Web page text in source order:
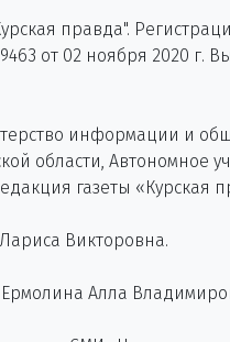
правда".
от 02 ноября 2020 г.
информации и
области, Автономное
газеты «Курская
Викторовна.
Алла